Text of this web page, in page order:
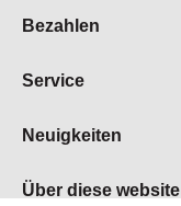
Bezahlen
Bestellung & Zahlung
Vertrag widerrufen
Lieferzeiten
Service
Über Hogetex
Kundenservice
Neuigkeiten
Messen
Über diese website